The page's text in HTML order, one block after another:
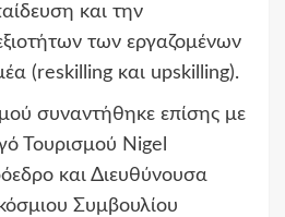
και την
των εργαζομένων
(reskilling και upskilling).
συναντήθηκε επίσης με
Τουρισμού Nigel
και Διευθύνουσα
Συμβουλίου